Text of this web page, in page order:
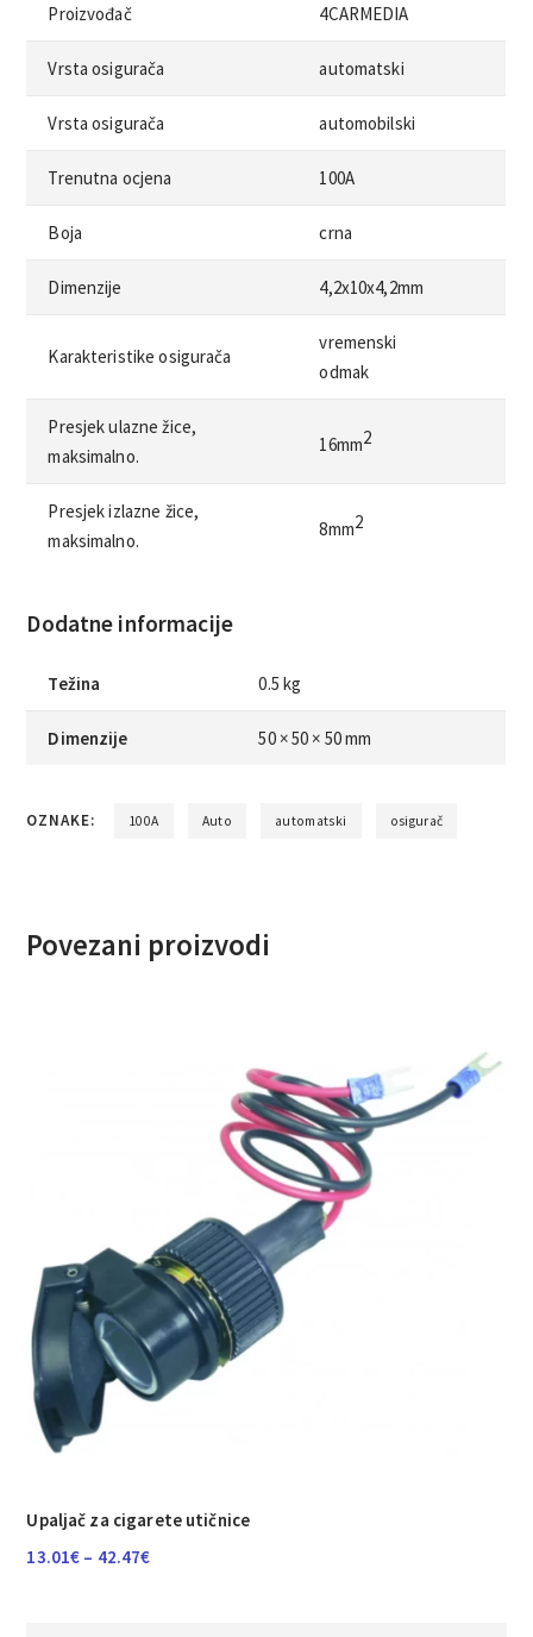
Proizvođač 4CARMEDIA
Vrsta osigurača automatski
Vrsta osigurača automobilski
Trenutna ocjena 100A
Boja crna
Dimenzije 4,2x10x4,2mm
Karakteristike osigurača
vremenski
odmak
Presjek ulazne žice,
maksimalno.
16mm2
Presjek izlazne žice,
maksimalno.
8mm2
Dodatne informacije
Težina 0.5 kg
Dimenzije 50 × 50 × 50 mm
OZNAKE: 100A Auto automatski osigurač
Povezani proizvodi
Upaljač za cigarete utičnice
13.01€ – 42.47€Raspon